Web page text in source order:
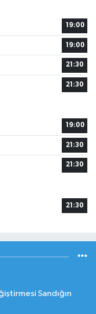
19:00
19:00
21:30
21:30
19:00
21:30
21:30
21:30
Sandığın